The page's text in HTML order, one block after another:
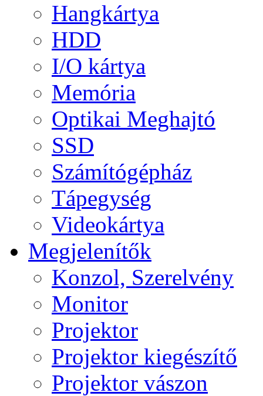
Hangkártya
HDD
I/O kártya
Memória
Optikai Meghajtó
SSD
Számítógépház
Tápegység
Videokártya
Megjelenítők
Konzol, Szerelvény
Monitor
Projektor
Projektor kiegészítő
Projektor vászon